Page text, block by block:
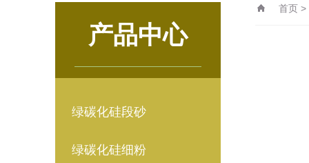
产品中心
绿碳化硅段砂
绿碳化硅细粉
首页 >